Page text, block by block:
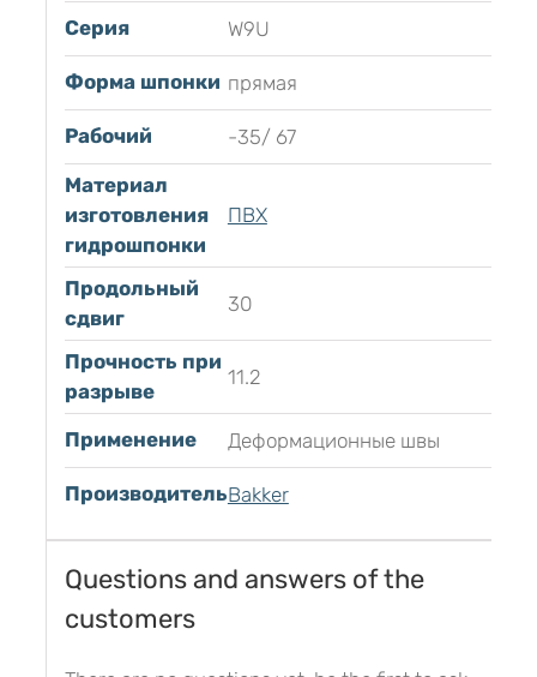
Серия W9U
Форма шпонки прямая
Рабочий
-35/ 67
Материал
изготовления
гидрошпонки
ПВХ
Продольный
сдвиг
30
Прочность при
разрыве
11.2
Применение Деформационные швы
ПроизводительBakker
Questions and answers of the
customers